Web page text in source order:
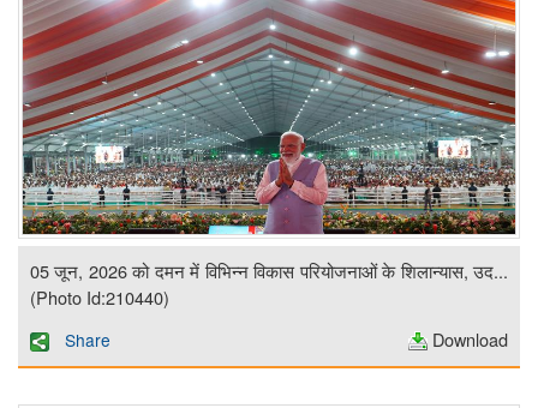
05 जून, 2026 को दमन में विभिन्न विकास परियोजनाओं के शिलान्यास, उद...
(Photo Id:210440)
Share Download